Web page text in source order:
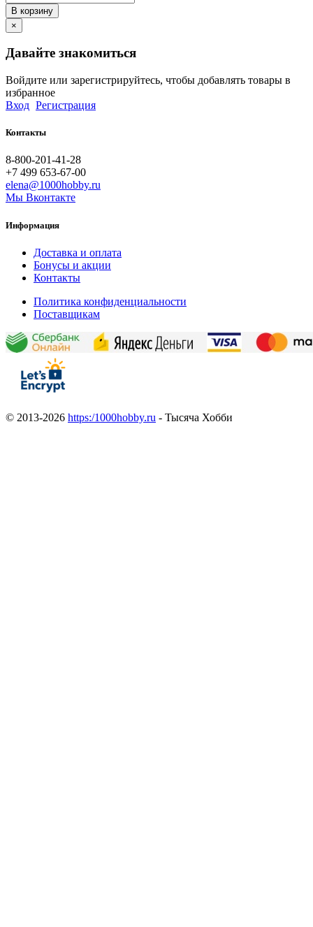
В корзину
×
Давайте знакомиться
Войдите или зарегистрируйтесь, чтобы добавлять товары в
избранное
Вход Регистрация
Контакты
8-800-201-41-28
+7 499 653-67-00
elena@1000hobby.ru
Мы Вконтакте
Информация
Доставка и оплата
Бонусы и акции
Контакты
Политика конфиденциальности
Поставщикам
© 2013-2026 https:/1000hobby.ru - Тысяча Хобби